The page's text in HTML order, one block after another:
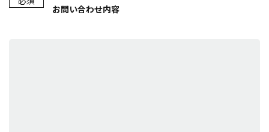
お問い合わせ内容